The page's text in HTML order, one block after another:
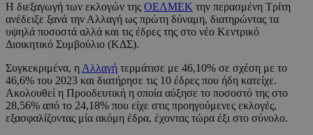
Η διεξαγωγή των εκλογών της ΟΕΛΜΕΚ την περασμένη Τρίτη
ανέδειξε ξανά την Αλλαγή ως πρώτη δύναμη, διατηρώντας τα
υψηλά ποσοστά αλλά και τις έδρες της στο νέο Κεντρικό
Διοικητικό Συμβούλιο (ΚΔΣ).
Συγκεκριμένα, η Αλλαγή τερμάτισε με 46,10% σε σχέση με το
46,6% του 2023 και διατήρησε τις 10 έδρες που ήδη κατείχε.
Ακολουθεί η Προοδευτική η οποία αύξησε το ποσοστό της στο
28,56% από το 24,18% που είχε στις προηγούμενες εκλογές,
εξασφαλίζοντας μία ακόμη έδρα, έχοντας τώρα έξι στο σύνολο.